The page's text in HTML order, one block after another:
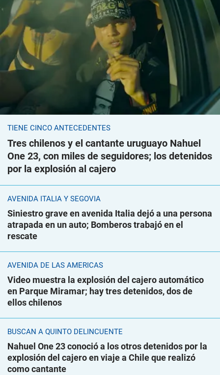
TIENE CINCO ANTECEDENTES
Tres chilenos y el cantante uruguayo Nahuel
One 23, con miles de seguidores; los detenidos
por la explosión al cajero
AVENIDA ITALIA Y SEGOVIA
Siniestro grave en avenida Italia dejó a una persona
atrapada en un auto; Bomberos trabajó en el
rescate
AVENIDA DE LAS AMÉRICAS
Video muestra la explosión del cajero automático
en Parque Miramar; hay tres detenidos, dos de
ellos chilenos
BUSCAN A QUINTO DELINCUENTE
Nahuel One 23 conoció a los otros detenidos por la
explosión del cajero en viaje a Chile que realizó
como cantante